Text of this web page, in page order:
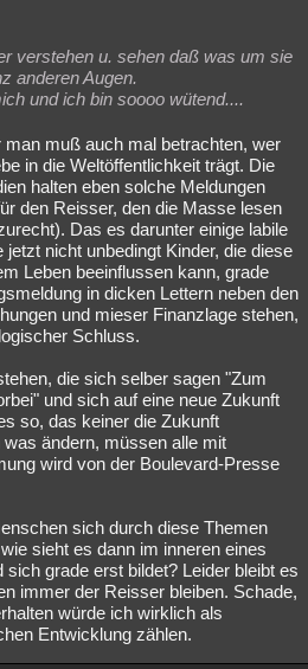
verstehen u. sehen daß was um sie
anderen Augen.
und ich bin soooo wütend....
muß auch mal betrachten, wer
in die Weltöffentlichkeit trägt. Die
halten eben solche Meldungen
den Reisser, den die Masse lesen
Das es darunter einige labile
nicht unbedingt Kinder, die diese
Leben beeinflussen kann, grade
in dicken Lettern neben den
und mieser Finanzlage stehen,
Schluss.
die sich selber sagen "Zum
und sich auf eine neue Zukunft
so, das keiner die Zukunft
ändern, müssen alle mit
wird von der Boulevard-Presse
sich durch diese Themen
sieht es dann im inneren eines
grade erst bildet? Leider bleibt es
immer der Reisser bleiben. Schade,
würde ich wirklich als
Entwicklung zählen.